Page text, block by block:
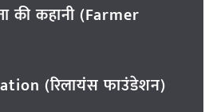
की कहानी (Farmer
(रिलायंस फाउंडेशन)